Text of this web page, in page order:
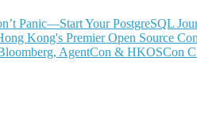
Panic—Start Your PostgreSQL
Kong's Premier Open Source
AgentCon & HKOSCon